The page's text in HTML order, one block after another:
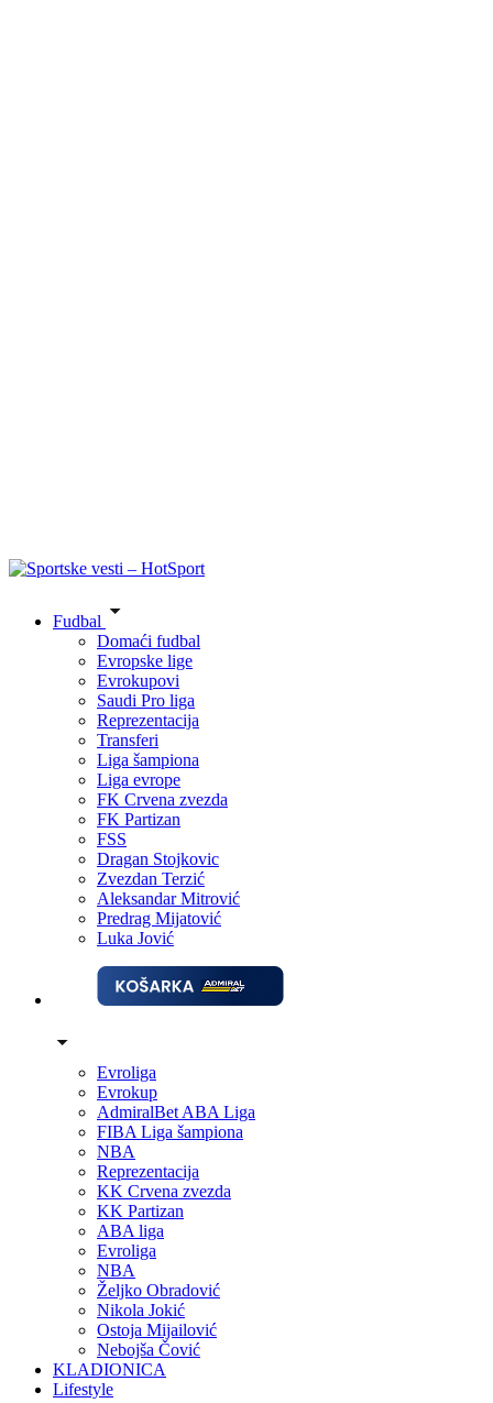
Fudbal
Domaći fudbal
Evropske lige
Evrokupovi
Saudi Pro liga
Reprezentacija
Transferi
Liga šampiona
Liga evrope
FK Crvena zvezda
FK Partizan
FSS
Dragan Stojkovic
Zvezdan Terzić
Aleksandar Mitrović
Predrag Mijatović
Luka Jović
Evroliga
Evrokup
AdmiralBet ABA Liga
FIBA Liga šampiona
NBA
Reprezentacija
KK Crvena zvezda
KK Partizan
ABA liga
Evroliga
NBA
Željko Obradović
Nikola Jokić
Ostoja Mijailović
Nebojša Čović
KLADIONICA
Lifestyle